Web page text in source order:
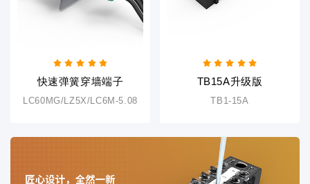
快速弹簧穿墙端子
LC60MG/LZ5X/LC6M-5.08
TB15A升级版
TB1-15A